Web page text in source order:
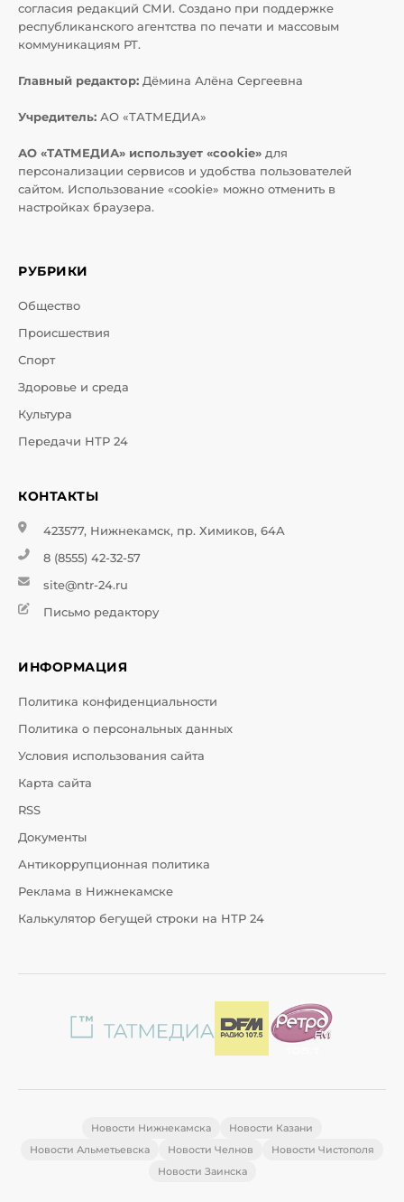
согласия редакций СМИ. Создано при поддержке
республиканского агентства по печати и массовым
коммуникациям РТ.
Главный редактор: Дёмина Алёна Сергеевна
Учредитель: АО «ТАТМЕДИА»
АО «ТАТМЕДИА» использует «cookie» для
персонализации сервисов и удобства пользователей
сайтом. Использование «cookie» можно отменить в
настройках браузера.
РУБРИКИ
Общество
Происшествия
Спорт
Здоровье и среда
Культура
Передачи НТР 24
КОНТАКТЫ
423577, Нижнекамск, пр. Химиков, 64А
8 (8555) 42-32-57
site@ntr-24.ru
Письмо редактору
ИНФОРМАЦИЯ
Политика конфиденциальности
Политика о персональных данных
Условия использования сайта
Карта сайта
RSS
Документы
Антикоррупционная политика
Реклама в Нижнекамске
Калькулятор бегущей строки на НТР 24
Новости Нижнекамска
Новости Казани
Новости Альметьевска
Новости Челнов
Новости Чистополя
Новости Заинска